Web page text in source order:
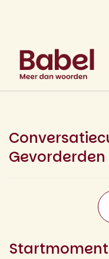
Gevorderden